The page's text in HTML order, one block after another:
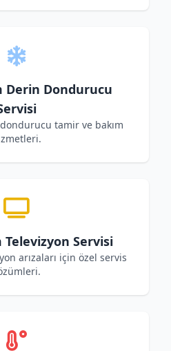
Derin Dondurucu
tamir ve bakım
Servisi
arızaları için özel servis